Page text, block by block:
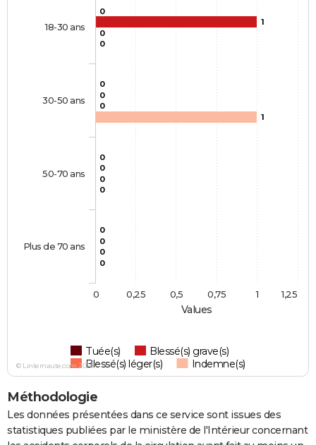
Values
0
0
0
0
1
0
0
0
0
0
0
0
0
1
0
0
Tuée(s)
Blessé(s) grave(s)
Blessé(s) léger(s)
Indemne(s)
18-30 ans
30-50 ans
50-70 ans
Plus de 70 ans
0 1
0,25 0,5 0,75 1,25
© Linternaute.com 2026
Méthodologie
Les données présentées dans ce service sont issues des
statistiques publiées par le ministère de l'Intérieur concernant